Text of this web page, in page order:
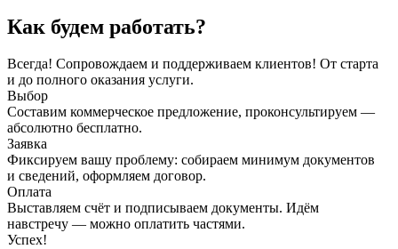
Как будем работать?
Всегда! Сопровождаем и поддерживаем клиентов! От старта
и до полного оказания услуги.
Выбор
Составим коммерческое предложение, проконсультируем —
абсолютно бесплатно.
Заявка
Фиксируем вашу проблему: собираем минимум документов
и сведений, оформляем договор.
Оплата
Выставляем счёт и подписываем документы. Идём
навстречу — можно оплатить частями.
Успех!